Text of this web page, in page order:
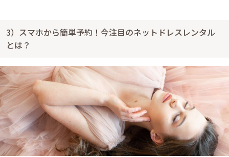
3）スマホから簡単予約！今注目のネットドレスレンタル
とは？